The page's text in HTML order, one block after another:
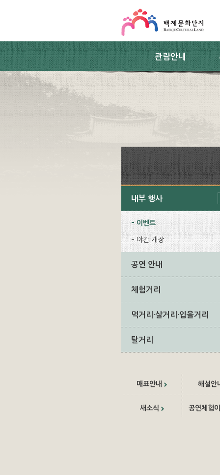
관람안내
내부 행사
이벤트
야간 개장
공연 안내
체험거리
먹거리·살거리·입을거리
탈거리
매표안내 해설안
새소식 공연체험